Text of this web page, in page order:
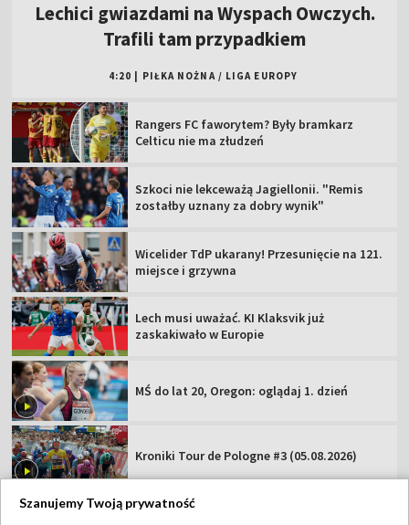
Lechici gwiazdami na Wyspach Owczych.
Trafili tam przypadkiem
4:20 PIŁKA NOŻNA / LIGA EUROPY
Rangers FC faworytem? Były bramkarz
Celticu nie ma złudzeń
Szkoci nie lekceważą Jagiellonii. "Remis
zostałby uznany za dobry wynik"
Wicelider TdP ukarany! Przesunięcie na 121.
miejsce i grzywna
Lech musi uważać. KI Klaksvik już
zaskakiwało w Europie
MŚ do lat 20, Oregon: oglądaj 1. dzień
Kroniki Tour de Pologne #3 (05.08.2026)
Szanujemy Twoją prywatność